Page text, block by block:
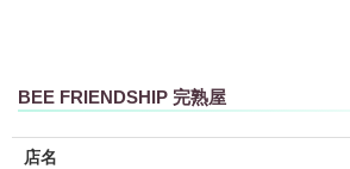
BEE FRIENDSHIP 完熟屋
店名